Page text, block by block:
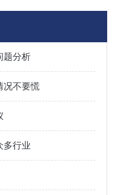
题分析
况不要慌
多行业